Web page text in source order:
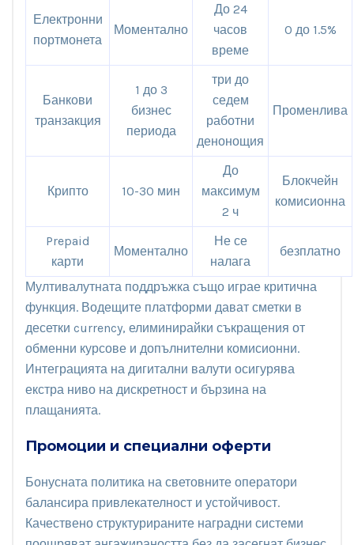
Електронни
портмонета
Моментално
До 24
часов
време
0 до 1.5%
Банкови
транзакция
1 до 3
бизнес
периода
три до
седем
работни
денонощия
Променлива
Крипто 10-30 мин
До
максимум
2 ч
Блокчейн
комисионна
Prepaid
карти
Моментално
Не се
налага
безплатно
Мултивалутната поддръжка също играе критична
функция. Водещите платформи дават сметки в
десетки currency, елиминирайки съкращения от
обменни курсове и допълнителни комисионни.
Интеграцията на дигитални валути осигурява
екстра ниво на дискретност и бързина на
плащанията.
Промоции и специални оферти
Бонусната политика на световните оператори
балансира привлекателност и устойчивост.
Качествено структурираните наградни системи